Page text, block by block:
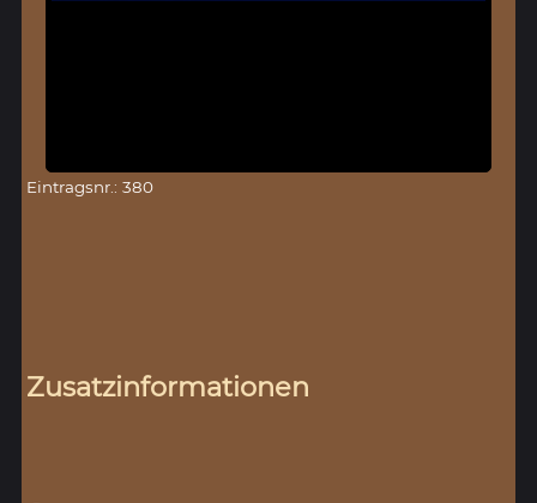
Eintragsnr.: 380
Zusatzinformationen